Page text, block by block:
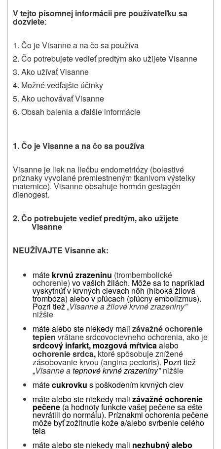
V tejto písomnej informácii pre používateľku sa
dozviete:
1. Čo je Visanne a na čo sa používa
2. Čo potrebujete vedieť predtýmako užijete Visanne
3. Ako užívať Visanne
4. Možné vedľajšie účinky
5. Ako uchovávať Visanne
6. Obsah balenia a ďalšie informácie
1. Čo je Visanne a na čo sa používa
Visanne je liek na liečbu endometriózy (bolestivé
príznaky vyvolanépremiestneným tkanivom výstelky
maternice). Visanne obsahuje hormón gestagén
dienogest.
2.Čo potrebujete vedieť predtým,ako užijete
Visanne
NEUŽÍVAJTE Visanne ak:
máte krvnú zrazeninu (trombembolické
ochorenie) vo vašich žilách. Môže sa to napríklad
vyskytnúť v krvných cievach nôh (hlboká žilová
trombóza) alebo v pľúcach (pľúcny embolizmus).
Pozri tiež„Visanne a žilové krvné zrazeniny”
nižšie
máte alebo ste niekedy mali závažné ochorenie
tepien vrátane srdcovocievneho ochorenia, ako je
srdcový infarkt, mozgová mŕtvicaalebo
ochorenie srdca, ktoré spôsobuje znížené
zásobovanie krvou (angina pectoris). Pozri tiež
„Visanne a tepnové krvné zrazeniny" nižšie
mátecukrovku s poškodením krvných ciev
máte alebo ste niekedy mali závažné ochorenie
pečene (a hodnoty funkcie vašej pečene sa ešte
nevrátili do normálu). Príznakmi ochorenia pečene
môže byť zožltnutie kože a/alebo svrbenie celého
tela
máte alebo ste niekedy mali nezhubný alebo